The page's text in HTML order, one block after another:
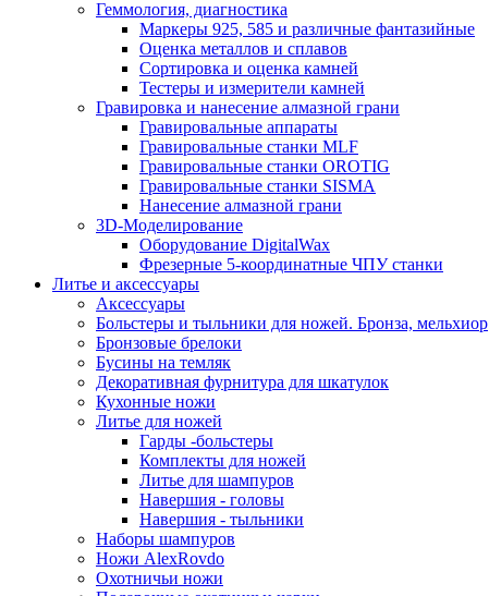
Геммология, диагностика
Маркеры 925, 585 и различные фантазийные
Оценка металлов и сплавов
Сортировка и оценка камней
Тестеры и измерители камней
Гравировка и нанесение алмазной грани
Гравировальные аппараты
Гравировальные станки MLF
Гравировальные станки OROTIG
Гравировальные станки SISMA
Нанесение алмазной грани
3D-Моделирование
Оборудование DigitalWax
Фрезерные 5-координатные ЧПУ станки
Литье и аксессуары
Аксессуары
Больстеры и тыльники для ножей. Бронза, мельхиор
Бронзовые брелоки
Бусины на темляк
Декоративная фурнитура для шкатулок
Кухонные ножи
Литье для ножей
Гарды -больстеры
Комплекты для ножей
Литье для шампуров
Навершия - головы
Навершия - тыльники
Наборы шампуров
Ножи AlexRovdo
Охотничьи ножи